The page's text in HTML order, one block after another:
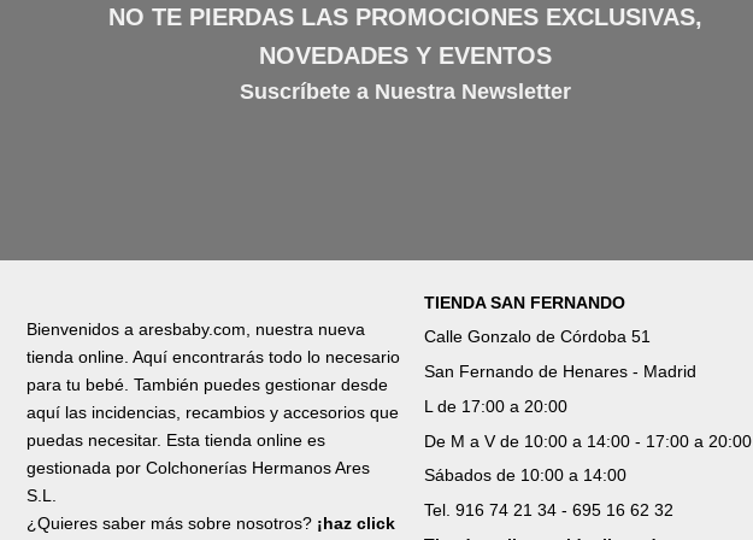
NO TE PIERDAS LAS PROMOCIONES EXCLUSIVAS,
NOVEDADES Y EVENTOS
Suscríbete a Nuestra Newsletter
Bienvenidos a aresbaby.com, nuestra nueva
tienda online. Aquí encontrarás todo lo necesario
para tu bebé. También puedes gestionar desde
aquí las incidencias, recambios y accesorios que
puedas necesitar. Esta tienda online es
gestionada por Colchonerías Hermanos Ares
S.L.
¿Quieres saber más sobre nosotros? ¡haz click
TIENDA SAN FERNANDO
Calle Gonzalo de Córdoba 51
San Fernando de Henares - Madrid
L de 17:00 a 20:00
De M a V de 10:00 a 14:00 - 17:00 a 20:00
Sábados de 10:00 a 14:00
Tel. 916 74 21 34 - 695 16 62 32